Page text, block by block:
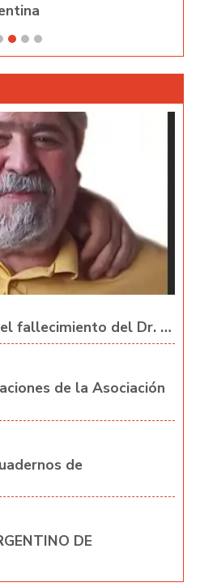
fallecimiento del Dr. …
de la Asociación
de
DE